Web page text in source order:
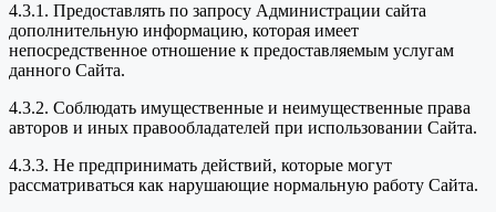
4.3.1. Предоставлять по запросу Администрации сайта
дополнительную информацию, которая имеет
непосредственное отношение к предоставляемым услугам
данного Сайта.
4.3.2. Соблюдать имущественные и неимущественные права
авторов и иных правообладателей при использовании Сайта.
4.3.3. Не предпринимать действий, которые могут
рассматриваться как нарушающие нормальную работу Сайта.